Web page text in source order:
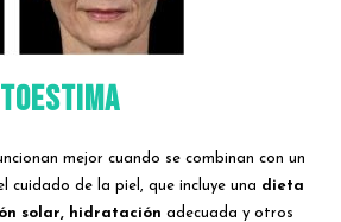
mejor cuando se combinan con un
cuidado de la piel, que incluye una dieta
solar, hidratación adecuada y otros